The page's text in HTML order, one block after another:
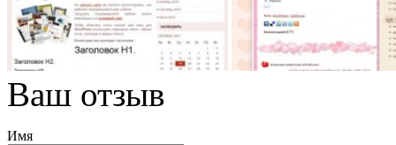
Ваш отзыв
Имя